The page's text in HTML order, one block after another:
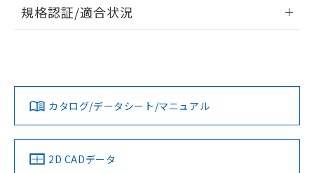
ログイン/会員登録
ダウンロードデータをご利用いただく前に、以下を必ずお読
みください。
ソフトウェアの使用条件
EU RoHS 注意事項・凡例
対応済み
中国 RoHS 注意事項・凡例
規格認証/適合状況
LR型式承認
（イギリス
船舶規格）
DNV型式承認
（ノルウェー
BV型式承認
（フランス
KR型式
（韓国
カタログ/データシート/マニュアル
2D CADデータ